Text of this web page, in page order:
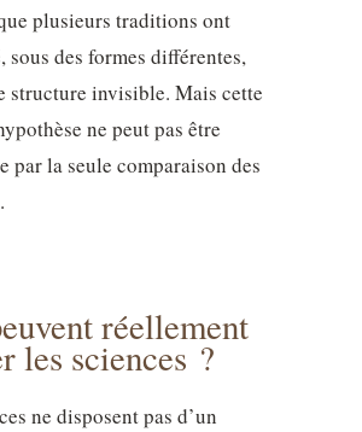
plusieurs traditions ont
sous des formes différentes,
structure invisible. Mais cette
ne peut pas être
par la seule comparaison des
réellement
les sciences ?
ne disposent pas d’un